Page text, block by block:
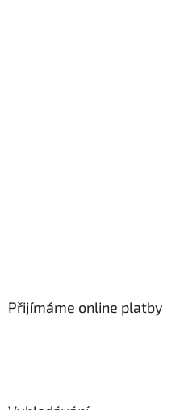
Přijímáme online platby